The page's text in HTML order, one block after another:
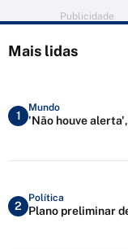
Publicidade
Mais lidas
1
Mundo
'Não houve
2
Política
Plano preliminar